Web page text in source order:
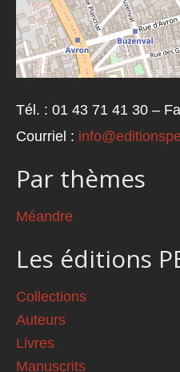
Tél. : 01 43 71 41 30 –
Courriel :
Par thèmes
Méandre
Les éditions
Collections
Auteurs
Livres
Manuscrits